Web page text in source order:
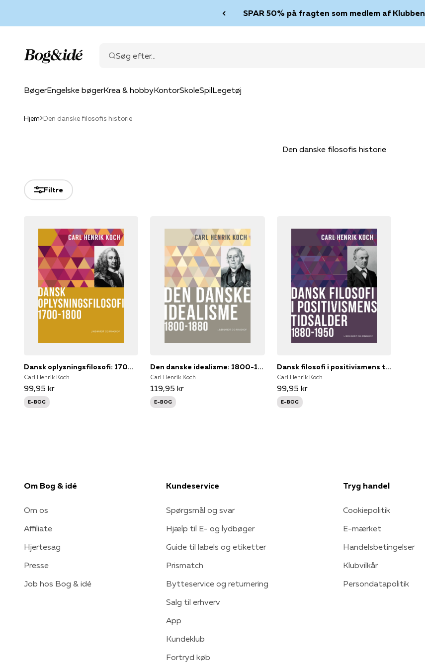
SPAR 50% på fragten som medlem af Klubben
BøgerEngelske bøgerKrea & hobbyKontorSkoleSpilLegetøj
Søg efter...
Bog & idé
Hjem Den danske filosofis historie
Den danske filosofis historie
Filtre
Dansk oplysningsfilosofi: 1700-1800
Carl Henrik Koch
99,95 kr
E-BOG
Den danske idealisme: 1800-1880
Carl Henrik Koch
119,95 kr
E-BOG
Dansk filosofi i positivismens tidsalder: 1880-1950
Carl Henrik Koch
99,95 kr
E-BOG
Om Bog & idé
Om os
Affiliate
Hjertesag
Presse
Job hos Bog & idé
Kundeservice
Spørgsmål og svar
Hjælp til E- og lydbøger
Guide til labels og etiketter
Prismatch
Bytteservice og returnering
Salg til erhverv
App
Kundeklub
Fortryd køb
Tryg handel
Cookiepolitik
E-mærket
Handelsbetingelser
Klubvilkår
Persondatapolitik